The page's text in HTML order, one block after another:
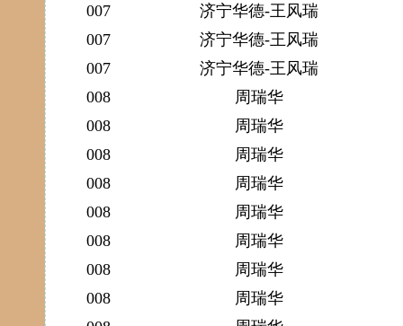
007
济宁华德-王风瑞
007
济宁华德-王风瑞
007
济宁华德-王风瑞
008
周瑞华
008
周瑞华
008
周瑞华
008
周瑞华
008
周瑞华
008
周瑞华
008
周瑞华
008
周瑞华